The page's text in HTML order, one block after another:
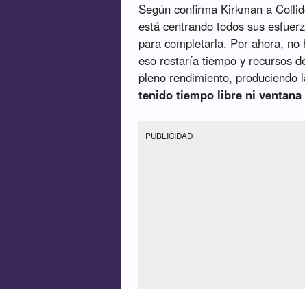
Según confirma Kirkman a
está centrando todos sus
para completarla. Por ahora,
eso restaría tiempo y recursos
pleno rendimiento,
tenido tiempo libre ni
PUBLICIDAD